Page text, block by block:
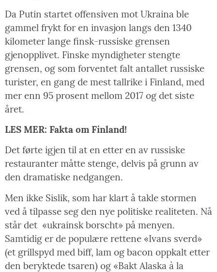
Da Putin startet offensiven mot Ukraina ble
gammel frykt for en invasjon langs den 1340
kilometer lange finsk-russiske grensen
gjenopplivet. Finske myndigheter stengte
grensen, og som forventet falt antallet russiske
turister, en gang de mest tallrike i Finland, med
mer enn 95 prosent mellom 2017 og det siste
året.
LES MER: Fakta om Finland!
Det førte igjen til at en etter en av russiske
restauranter måtte stenge, delvis på grunn av
den dramatiske nedgangen.
Men ikke Sislik, som har klart å takle stormen
ved å tilpasse seg den nye politiske realiteten. Nå
står det «ukrainsk borscht» på menyen.
Samtidig er de populære rettene «Ivans sverd»
(et grillspyd med biff, lam og bacon oppkalt etter
den beryktede tsaren) og «Bakt Alaska à la